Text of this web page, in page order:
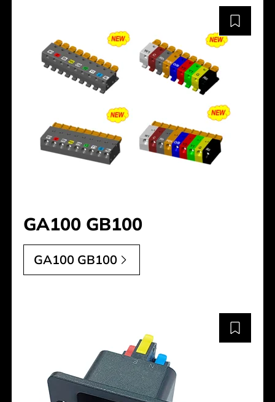
GA100 GB100
GA100 GB100